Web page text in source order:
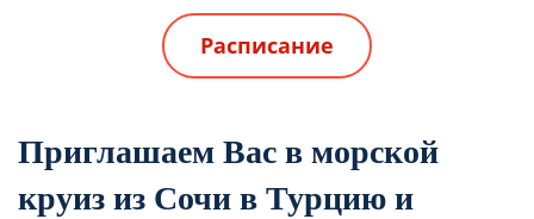
Расписание
Приглашаем Вас в морской
круиз из Сочи в Турцию и